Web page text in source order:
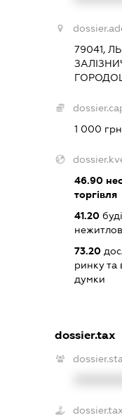
79041,
1 000
46.90
торгівля
41.20
73.20
ринку та
думки
dossier.tax